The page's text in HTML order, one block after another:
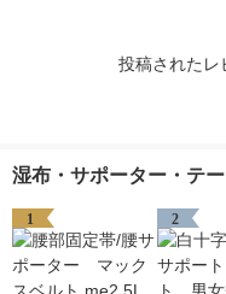
投稿されたレ
湿布・サポーター・テ
1 2